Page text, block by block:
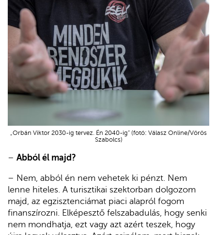
„Orbán Viktor 2030-ig tervez. Én 2040-ig” (fotó: Válasz Online/Vörös
Szabolcs)
– Abból él majd?
– Nem, abból én nem vehetek ki pénzt. Nem
lenne hiteles. A turisztikai szektorban dolgozom
majd, az egzisztenciámat piaci alapról fogom
finanszírozni. Elképesztő felszabadulás, hogy senki
nem mondhatja, ezt vagy azt azért teszek, hogy